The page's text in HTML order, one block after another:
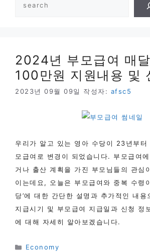
2024년 부모급여 매
100만원 지원내용 및
2023년 09월 09일 작성자: afsc5
우리가 알고 있는 영아 수당이 23년부터
모급여로 변경이 되었습니다. 부모급여
거나 출산 계획을 가진 부모님들의 관심
이는데요, 오늘은 부모급여와 중복 수령
당’에 대한 간단한 설명과 추가적인 내용
지급시기 및 부모급여 지급일과 신청 정
에 대해 자세히 알아보겠습니다.
카
Economy